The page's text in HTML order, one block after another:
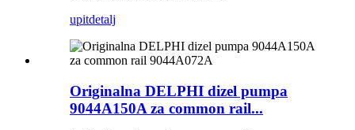
upitdetalj
Originalna DELPHI dizel pumpa
9044A150A za common rail...